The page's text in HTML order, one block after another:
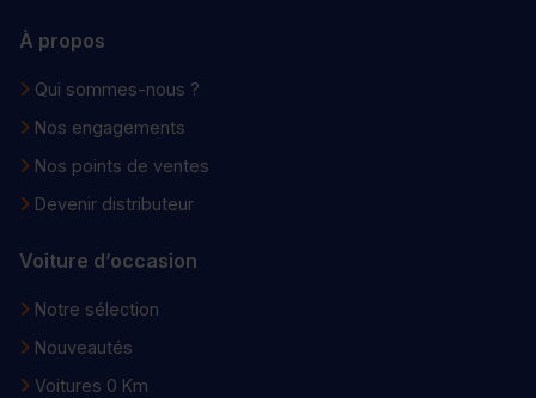
À propos
Qui sommes-nous ?
Nos engagements
Nos points de ventes
Devenir distributeur
Voiture d’occasion
Notre sélection
Nouveautés
Voitures 0 Km